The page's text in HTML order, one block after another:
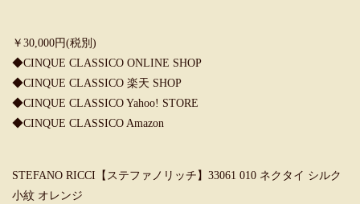
￥30,000円(税別)
◆CINQUE CLASSICO ONLINE SHOP
◆CINQUE CLASSICO 楽天 SHOP
◆CINQUE CLASSICO Yahoo! STORE
◆CINQUE CLASSICO Amazon
STEFANO RICCI【ステファノリッチ】33061 010 ネクタイ シルク
小紋 オレンジ